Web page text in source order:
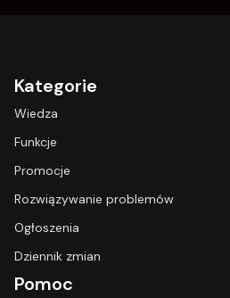
Kategorie
Wiedza
Funkcje
Promocje
Rozwiązywanie problemów
Ogłoszenia
Dziennik zmian
Pomoc